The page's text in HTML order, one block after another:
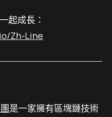
起成長：
Zh-Line
是一家擁有區塊鏈技術